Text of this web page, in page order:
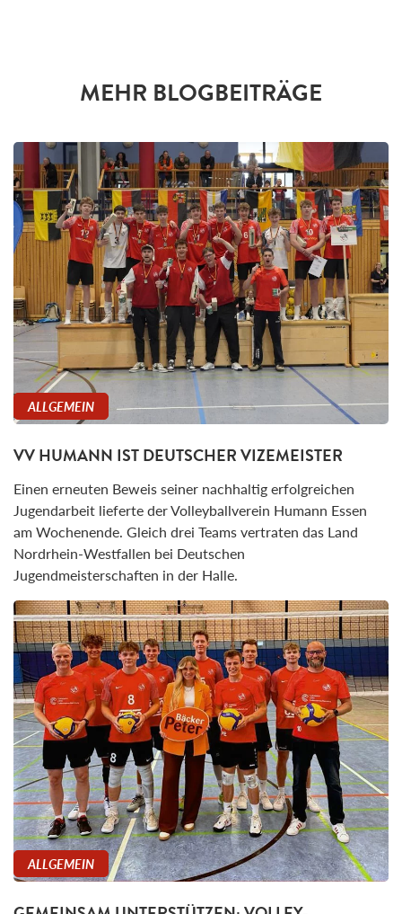
MEHR BLOGBEITRÄGE
ALLGEMEIN
VV HUMANN IST DEUTSCHER VIZEMEISTER
Einen erneuten Beweis seiner nachhaltig erfolgreichen
Jugendarbeit lieferte der Volleyballverein Humann Essen
am Wochenende. Gleich drei Teams vertraten das Land
Nordrhein-Westfallen bei Deutschen
Jugendmeisterschaften in der Halle.
ALLGEMEIN